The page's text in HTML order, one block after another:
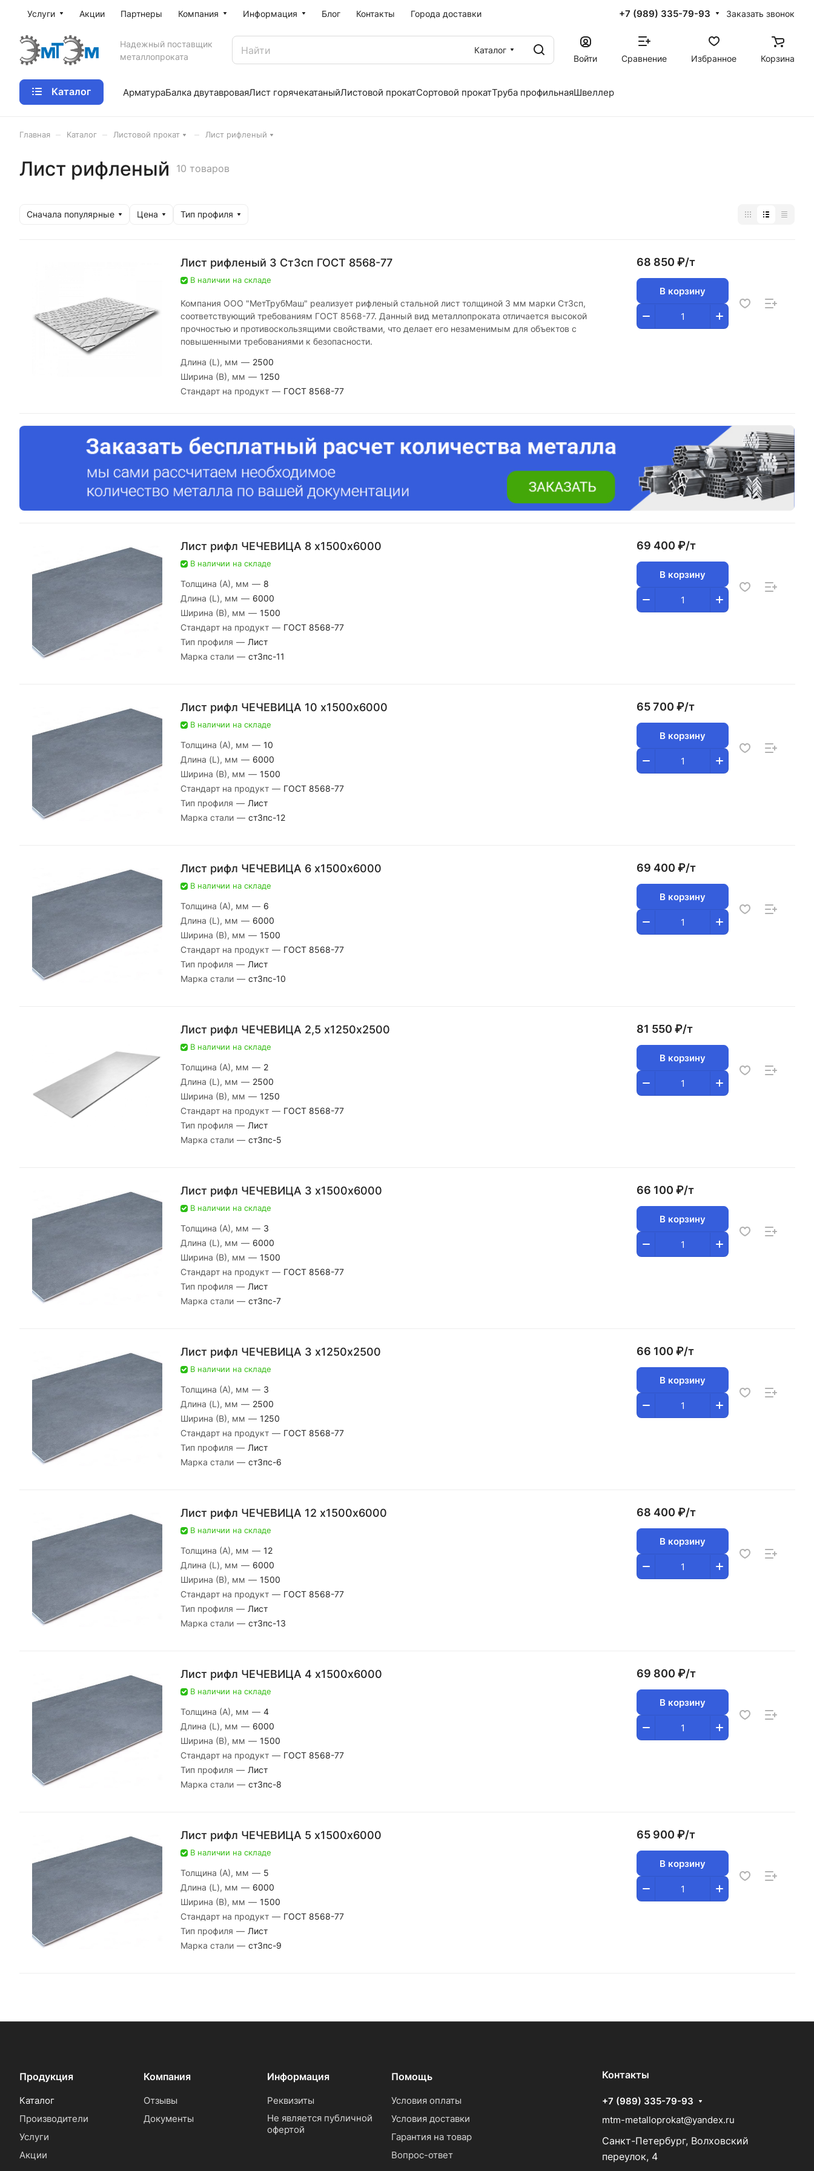
Услуги Акции Партнеры Компания Информация Блог Контакты Города доставки +7 (989) 335-79-93 Заказать звонок
Надежный поставщик
металлопроката
Каталог
Войти
Сравнение Избранное Корзина
Каталог АрматураБалка двутавроваяЛист горячекатаныйЛистовой прокатСортовой прокатТруба профильнаяШвеллер
Главная Каталог Листовой прокат Лист рифленый
Лист рифленый 10 товаров
Сначала популярные Цена Тип профиля
Лист рифленый 3 Ст3сп ГОСТ 8568-77
В наличии на складе
Компания ООО "МетТрубМаш" реализует рифленый стальной лист толщиной 3 мм марки Ст3сп,
соответствующий требованиям ГОСТ 8568-77. Данный вид металлопроката отличается высокой
прочностью и противоскользящими свойствами, что делает его незаменимым для объектов с
повышенными требованиями к безопасности.
Длина (L), мм — 2500
Ширина (В), мм — 1250
Стандарт на продукт — ГОСТ 8568-77
68 850 ₽/т
В корзину
Лист рифл ЧЕЧЕВИЦА 8 х1500х6000
В наличии на складе
Толщина (А), мм — 8
Длина (L), мм — 6000
Ширина (В), мм — 1500
Стандарт на продукт — ГОСТ 8568-77
Тип профиля — Лист
Марка стали — ст3пс-11
69 400 ₽/т
В корзину
Лист рифл ЧЕЧЕВИЦА 10 х1500х6000
В наличии на складе
Толщина (А), мм — 10
Длина (L), мм — 6000
Ширина (В), мм — 1500
Стандарт на продукт — ГОСТ 8568-77
Тип профиля — Лист
Марка стали — ст3пс-12
65 700 ₽/т
В корзину
Лист рифл ЧЕЧЕВИЦА 6 х1500х6000
В наличии на складе
Толщина (А), мм — 6
Длина (L), мм — 6000
Ширина (В), мм — 1500
Стандарт на продукт — ГОСТ 8568-77
Тип профиля — Лист
Марка стали — ст3пс-10
69 400 ₽/т
В корзину
Лист рифл ЧЕЧЕВИЦА 2,5 х1250х2500
В наличии на складе
Толщина (А), мм — 2
Длина (L), мм — 2500
Ширина (В), мм — 1250
Стандарт на продукт — ГОСТ 8568-77
Тип профиля — Лист
Марка стали — ст3пс-5
81 550 ₽/т
В корзину
Лист рифл ЧЕЧЕВИЦА 3 х1500х6000
В наличии на складе
Толщина (А), мм — 3
Длина (L), мм — 6000
Ширина (В), мм — 1500
Стандарт на продукт — ГОСТ 8568-77
Тип профиля — Лист
Марка стали — ст3пс-7
66 100 ₽/т
В корзину
Лист рифл ЧЕЧЕВИЦА 3 х1250х2500
В наличии на складе
Толщина (А), мм — 3
Длина (L), мм — 2500
Ширина (В), мм — 1250
Стандарт на продукт — ГОСТ 8568-77
Тип профиля — Лист
Марка стали — ст3пс-6
66 100 ₽/т
В корзину
Лист рифл ЧЕЧЕВИЦА 12 х1500х6000
В наличии на складе
Толщина (А), мм — 12
Длина (L), мм — 6000
Ширина (В), мм — 1500
Стандарт на продукт — ГОСТ 8568-77
Тип профиля — Лист
Марка стали — ст3пс-13
68 400 ₽/т
В корзину
Лист рифл ЧЕЧЕВИЦА 4 х1500х6000
В наличии на складе
Толщина (А), мм — 4
Длина (L), мм — 6000
Ширина (В), мм — 1500
Стандарт на продукт — ГОСТ 8568-77
Тип профиля — Лист
Марка стали — ст3пс-8
69 800 ₽/т
В корзину
Лист рифл ЧЕЧЕВИЦА 5 х1500х6000
В наличии на складе
Толщина (А), мм — 5
Длина (L), мм — 6000
Ширина (В), мм — 1500
Стандарт на продукт — ГОСТ 8568-77
Тип профиля — Лист
Марка стали — ст3пс-9
65 900 ₽/т
В корзину
Продукция
Каталог
Производители
Услуги
Акции
Компания
Отзывы
Документы
Информация
Реквизиты
Не является публичной
офертой
Помощь
Условия оплаты
Условия доставки
Гарантия на товар
Вопрос-ответ
Контакты
+7 (989) 335-79-93
mtm-metalloprokat@yandex.ru
Санкт-Петербург, Волховский
переулок, 4